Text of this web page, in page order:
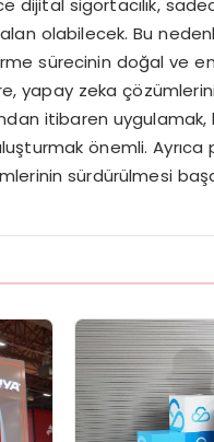
dijital sigortacılık,
olabilecek. Bu
sürecinin doğal ve
yapay zeka
itibaren
önemli.
sürdürülmesi